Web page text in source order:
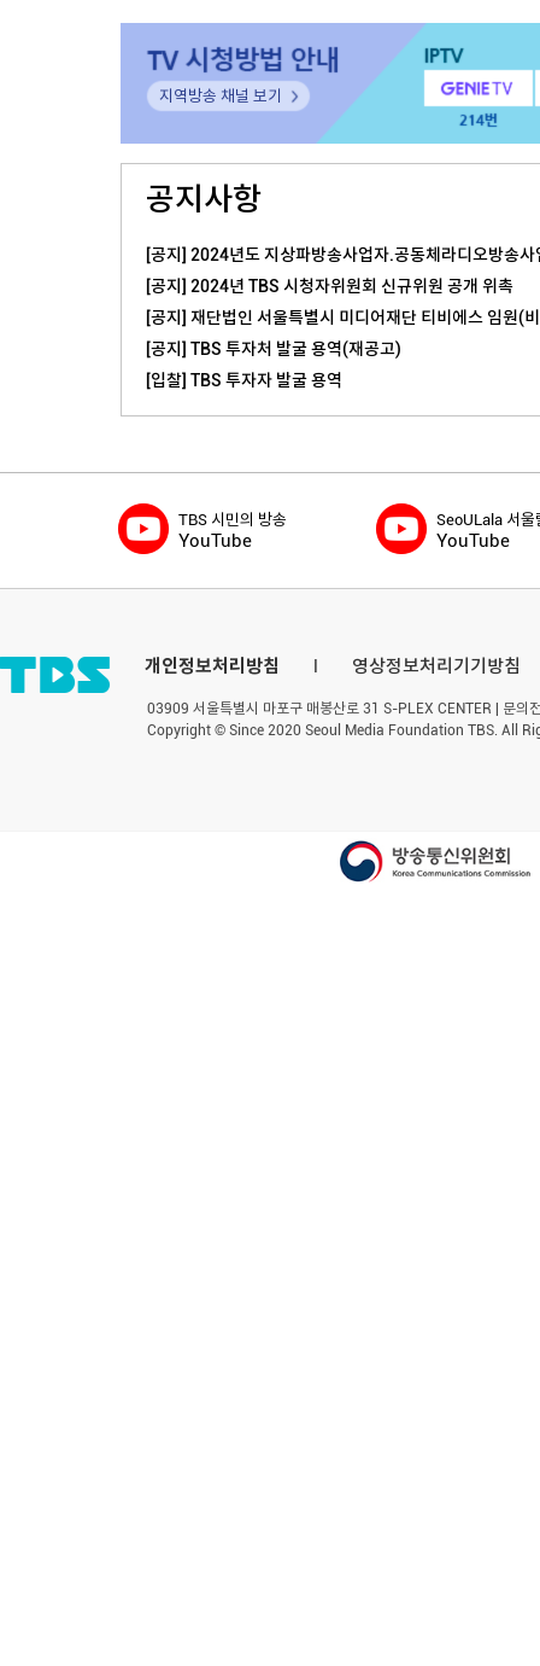
지역방송 채널 보기
공지사항
[공지] 2024년도 지상파방송사업자.공동체라디오방송
[공지] 2024년 TBS 시청자위원회 신규위원 공개 위촉
[공지] 재단법인 서울특별시 미디어재단 티비에스 임원(
[공지] TBS 투자처 발굴 용역(재공고)
[입찰] TBS 투자자 발굴 용역
TBS 시민의 방송
YouTube
SeoULala 서울
YouTube
개인정보처리방침 l 영상정보처리기기방침
03909 서울특별시 마포구 매봉산로 31 S-PLEX CENTER | 문
Copyright © Since 2020 Seoul Media Foundation TBS. All